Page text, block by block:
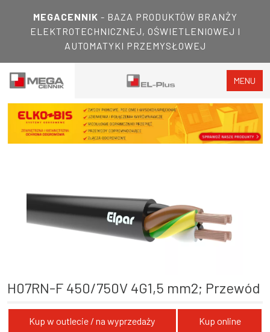
MEGACENNIK - BAZA PRODUKTÓW BRANŻY
ELEKTROTECHNICZNEJ, OŚWIETLENIOWEJ I
AUTOMATYKI PRZEMYSŁOWEJ
MENU
H07RN-F 450/750V 4G1,5 mm2; Przewód
Kup w outlecie / na wyprzedaży Kup online